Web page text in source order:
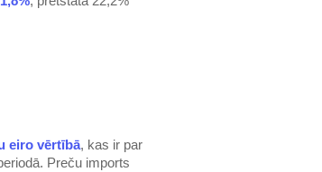
eiro vērtībā, kas ir par
Preču imports